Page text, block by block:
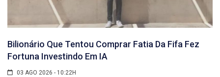
Bilionário Que Tentou Comprar Fatia Da Fifa Fez
Fortuna Investindo Em IA
03 AGO 2026 - 10:22H